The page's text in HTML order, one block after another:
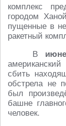
комплекс
городом
пущенные в
ракетный
В
сбить
обстрела не
был
башне
человек.